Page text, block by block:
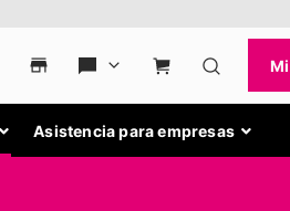
Asistencia para empresas